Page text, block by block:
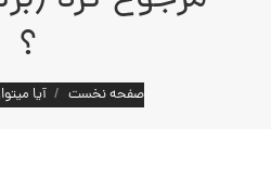
؟
مکان شما:
صفحه نخست آيا